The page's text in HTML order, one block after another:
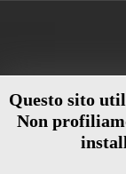
Questo sito
Non